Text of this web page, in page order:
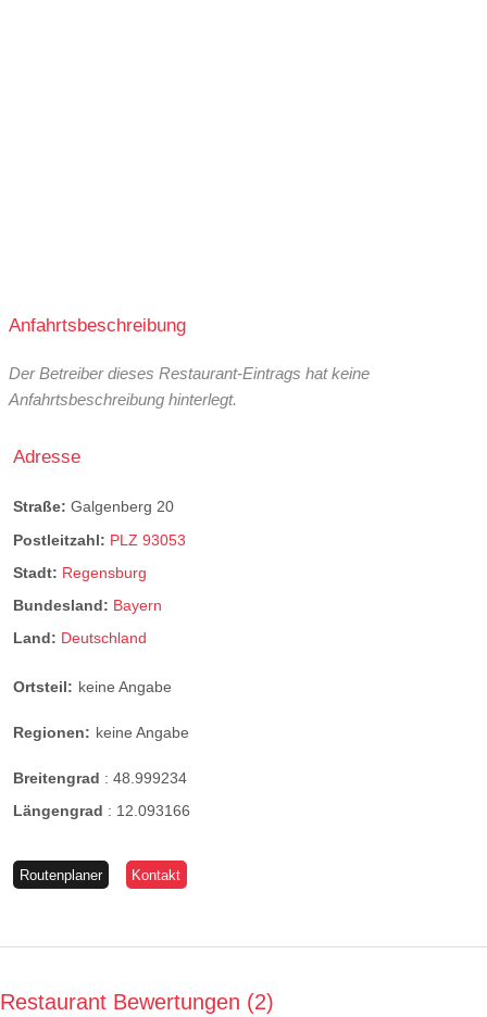
Anfahrtsbeschreibung
Der Betreiber dieses Restaurant-Eintrags hat keine
Anfahrtsbeschreibung hinterlegt.
Adresse
Straße: Galgenberg 20
Postleitzahl: PLZ 93053
Stadt: Regensburg
Bundesland: Bayern
Land: Deutschland
Ortsteil: keine Angabe
Regionen: keine Angabe
Breitengrad : 48.999234
Längengrad : 12.093166
Routenplaner Kontakt
Restaurant Bewertungen 2